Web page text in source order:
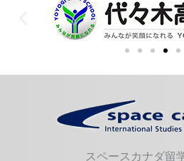
スペースカナダ留